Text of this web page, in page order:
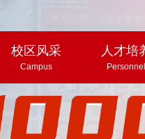
校区风采
Campus
人才培
Personnel